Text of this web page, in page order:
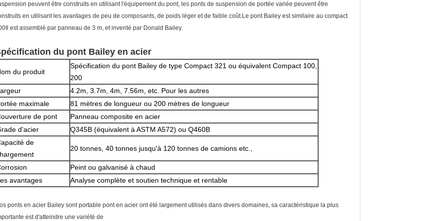
peuvent être construits en utilisant l'équipement du pont, les ponts de suspension de portée variée peuvent être
en utilisant les avantages de peu de composants, de poids léger et de faible coût.Le pont Bailey est similaire au compact
est assemblé par panneau de 3 m, et inventé par Donald Bailey.
du pont Bailey en acier
du produit
Spécification du pont Bailey de type Compact 321 ou équivalent Compact 100,
200
4.2m, 3.7m, 4m, 7.56m, etc. Pour les autres
maximale
81 mètres de longueur ou 200 mètres de longueur
de pont
Panneau composite en acier
d'acier
Q345B (équivalent à ASTM A572) ou Q460B
de
20 tonnes, 40 tonnes jusqu'à 120 tonnes de camions etc.,
Peint ou galvanisé à chaud
avantages
Analyse complète et soutien technique et rentable
ponts en acier Bailey sont portable pont en acier ont été largement utilisés dans divers domaines, sa caractéristique la plus
est d'atteindre une variété de